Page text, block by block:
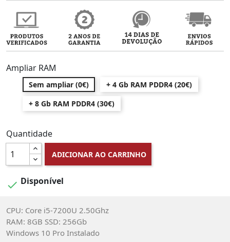
Ampliar RAM
Sem ampliar (0€)
+ 4 Gb RAM PDDR4 (20€)
+ 8 Gb RAM PDDR4 (30€)
Quantidade
ADICIONAR AO CARRINHO
 Disponível
CPU: Core i5-7200U 2.50Ghz
RAM: 8GB SSD: 256Gb
Windows 10 Pro Instalado